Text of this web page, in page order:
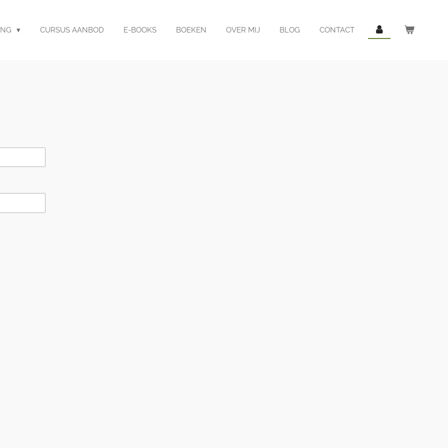
CURSUS AANBOD E-BOOKS BOEKEN OVER MIJ BLOG CONTACT